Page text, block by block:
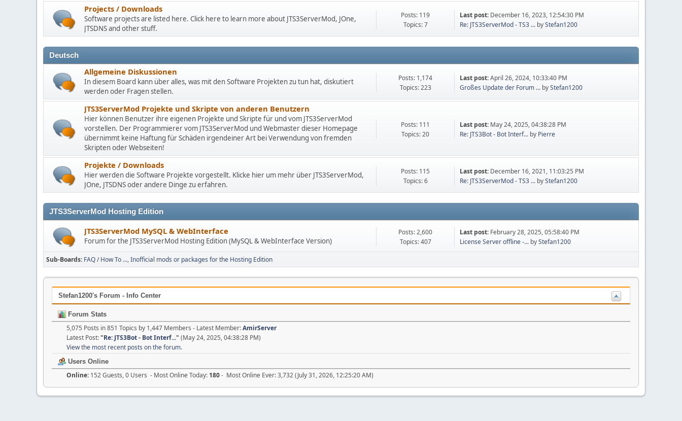
Projects / Downloads
Software projects are listed here. Click here to learn more about JTS3ServerMod, JOne,
JTSDNS and other stuff.
Posts: 119
Topics: 7
Last post: December 16, 2023, 12:54:30 PM
Re: JTS3ServerMod - TS3 ... byStefan1200
Deutsch
Allgemeine Diskussionen
In diesem Board kann über alles, was mit den Software Projekten zu tun hat, diskutiert
werden oder Fragen stellen.
Posts: 1,174
Topics: 223
Last post:April 26, 2024, 10:33:40 PM
Großes Update der Forum ... byStefan1200
JTS3ServerMod Projekte und Skripte von anderen Benutzern
Hier können Benutzer ihre eigenen Projekte und Skripte für und vom JTS3ServerMod
vorstellen. Der Programmierer vom JTS3ServerMod und Webmaster dieser Homepage
übernimmt keine Haftung für Schäden irgendeiner Art bei Verwendung von fremden
Skripten oder Webseiten!
Posts: 111
Topics: 20
Last post: May 24, 2025, 04:38:28 PM
Re: JTS3Bot - Bot Interf... by Pierre
Projekte / Downloads
Hier werden die Software Projekte vorgestellt. Klicke hier um mehr über JTS3ServerMod,
JOne, JTSDNS oder andere Dinge zu erfahren.
Posts: 115
Topics: 6
Last post: December 16, 2021, 11:03:25 PM
Re: JTS3ServerMod - TS3 ... byStefan1200
JTS3ServerMod Hosting Edition
JTS3ServerMod MySQL & WebInterface
Forum for the JTS3ServerMod Hosting Edition (MySQL & WebInterface Version)
Posts: 2,600
Topics: 407
Last post: February 28, 2025, 05:58:40 PM
License Server offline -... byStefan1200
Sub-Boards FAQ / How To ... Inofficial mods or packages for the Hosting Edition
Stefan1200's Forum - Info Center
Forum Stats
5,075 Posts in 851 Topics by 1,447 Members - Latest Member:AmirServer
Latest Post:"Re: JTS3Bot - Bot Interf..." (May 24, 2025, 04:38:28 PM)
View the most recent posts on the forum.
Users Online
Online: 152 Guests, 0 Users - Most Online Today: 180- Most Online Ever: 3,732 (July 31, 2026, 12:25:20 AM)